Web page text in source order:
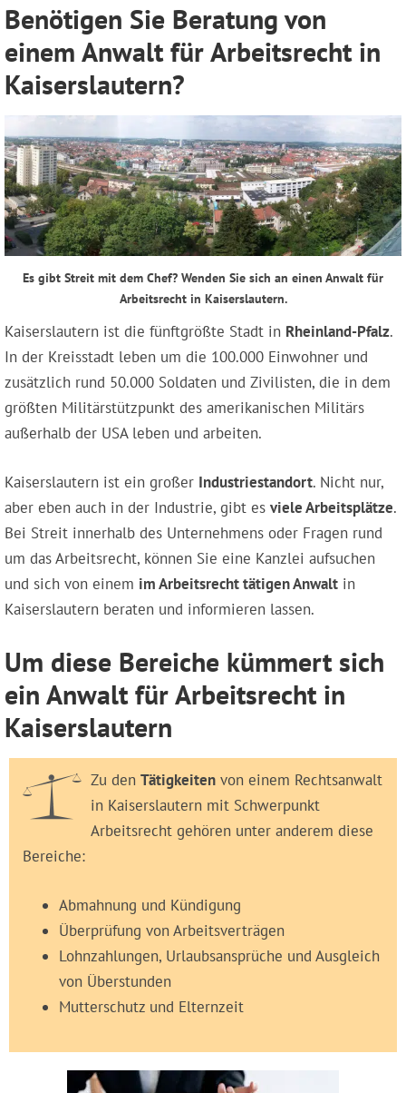
Benötigen Sie Beratung von
einem Anwalt für Arbeitsrecht in
Kaiserslautern?
Es gibt Streit mit dem Chef? Wenden Sie sich an einen Anwalt für
Arbeitsrecht in Kaiserslautern.
Kaiserslautern ist die fünftgrößte Stadt in Rheinland-Pfalz.
In der Kreisstadt leben um die 100.000 Einwohner und
zusätzlich rund 50.000 Soldaten und Zivilisten, die in dem
größten Militärstützpunkt des amerikanischen Militärs
außerhalb der USA leben und arbeiten.
Kaiserslautern ist ein großer Industriestandort. Nicht nur,
aber eben auch in der Industrie, gibt es viele Arbeitsplätze.
Bei Streit innerhalb des Unternehmens oder Fragen rund
um das Arbeitsrecht, können Sie eine Kanzlei aufsuchen
und sich von einem im Arbeitsrecht tätigen Anwalt in
Kaiserslautern beraten und informieren lassen.
Um diese Bereiche kümmert sich
ein Anwalt für Arbeitsrecht in
Kaiserslautern
Zu den Tätigkeiten von einem Rechtsanwalt
in Kaiserslautern mit Schwerpunkt
Arbeitsrecht gehören unter anderem diese
Bereiche:
Abmahnung und Kündigung
Überprüfung von Arbeitsverträgen
Lohnzahlungen, Urlaubsansprüche und Ausgleich
von Überstunden
Mutterschutz und Elternzeit